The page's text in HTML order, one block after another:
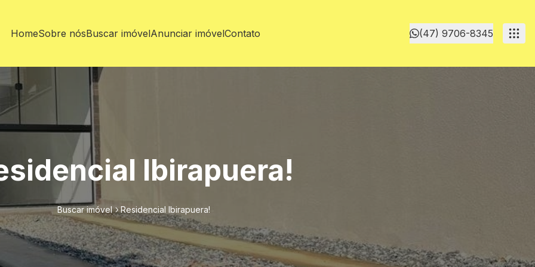
HomeSobre nósBuscar imóvelAnunciar imóvelContato (47) 9706-8345
Ibirapuera!
Buscar imóvel Residencial Ibirapuera!